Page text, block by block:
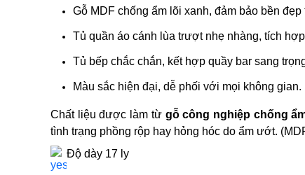
Gỗ MDF chống ẩm lõi xanh, đảm bảo bền
Tủ quần áo cánh lùa trượt nhẹ nhàng, tích
Tủ bếp chắc chắn, kết hợp quầy bar sang
Màu sắc hiện đại, dễ phối với mọi không gian.
Chất liệu được làm từ gỗ công nghiệp chống
tình trạng phồng rộp hay hỏng hóc do ẩm ướt.
Độ dày 17 ly